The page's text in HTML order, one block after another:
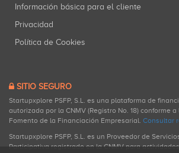
Información básica para el cliente
Privacidad
Política de Cookies
SITIO SEGURO
Startupxplore PSFP, S.L. es una plataforma de
autorizada por la CNMV (Registro No. 18) conforme
Fomento de la Financiación Empresarial. Consultar
Startupxplore PSFP, S.L. es un Proveedor de
Participativa registrado en la CNMV para